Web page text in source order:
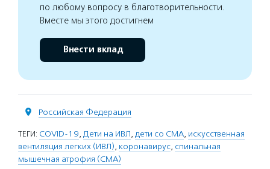
по любому вопросу в благотворительности.
Вместе мы этого достигнем
Внести вклад
Российская Федерация
ТЕГИ: COVID-19, Дети на ИВЛ, дети со СМА, искусственная
вентиляция легких (ИВЛ), коронавирус, спинальная
мышечная атрофия (СМА)